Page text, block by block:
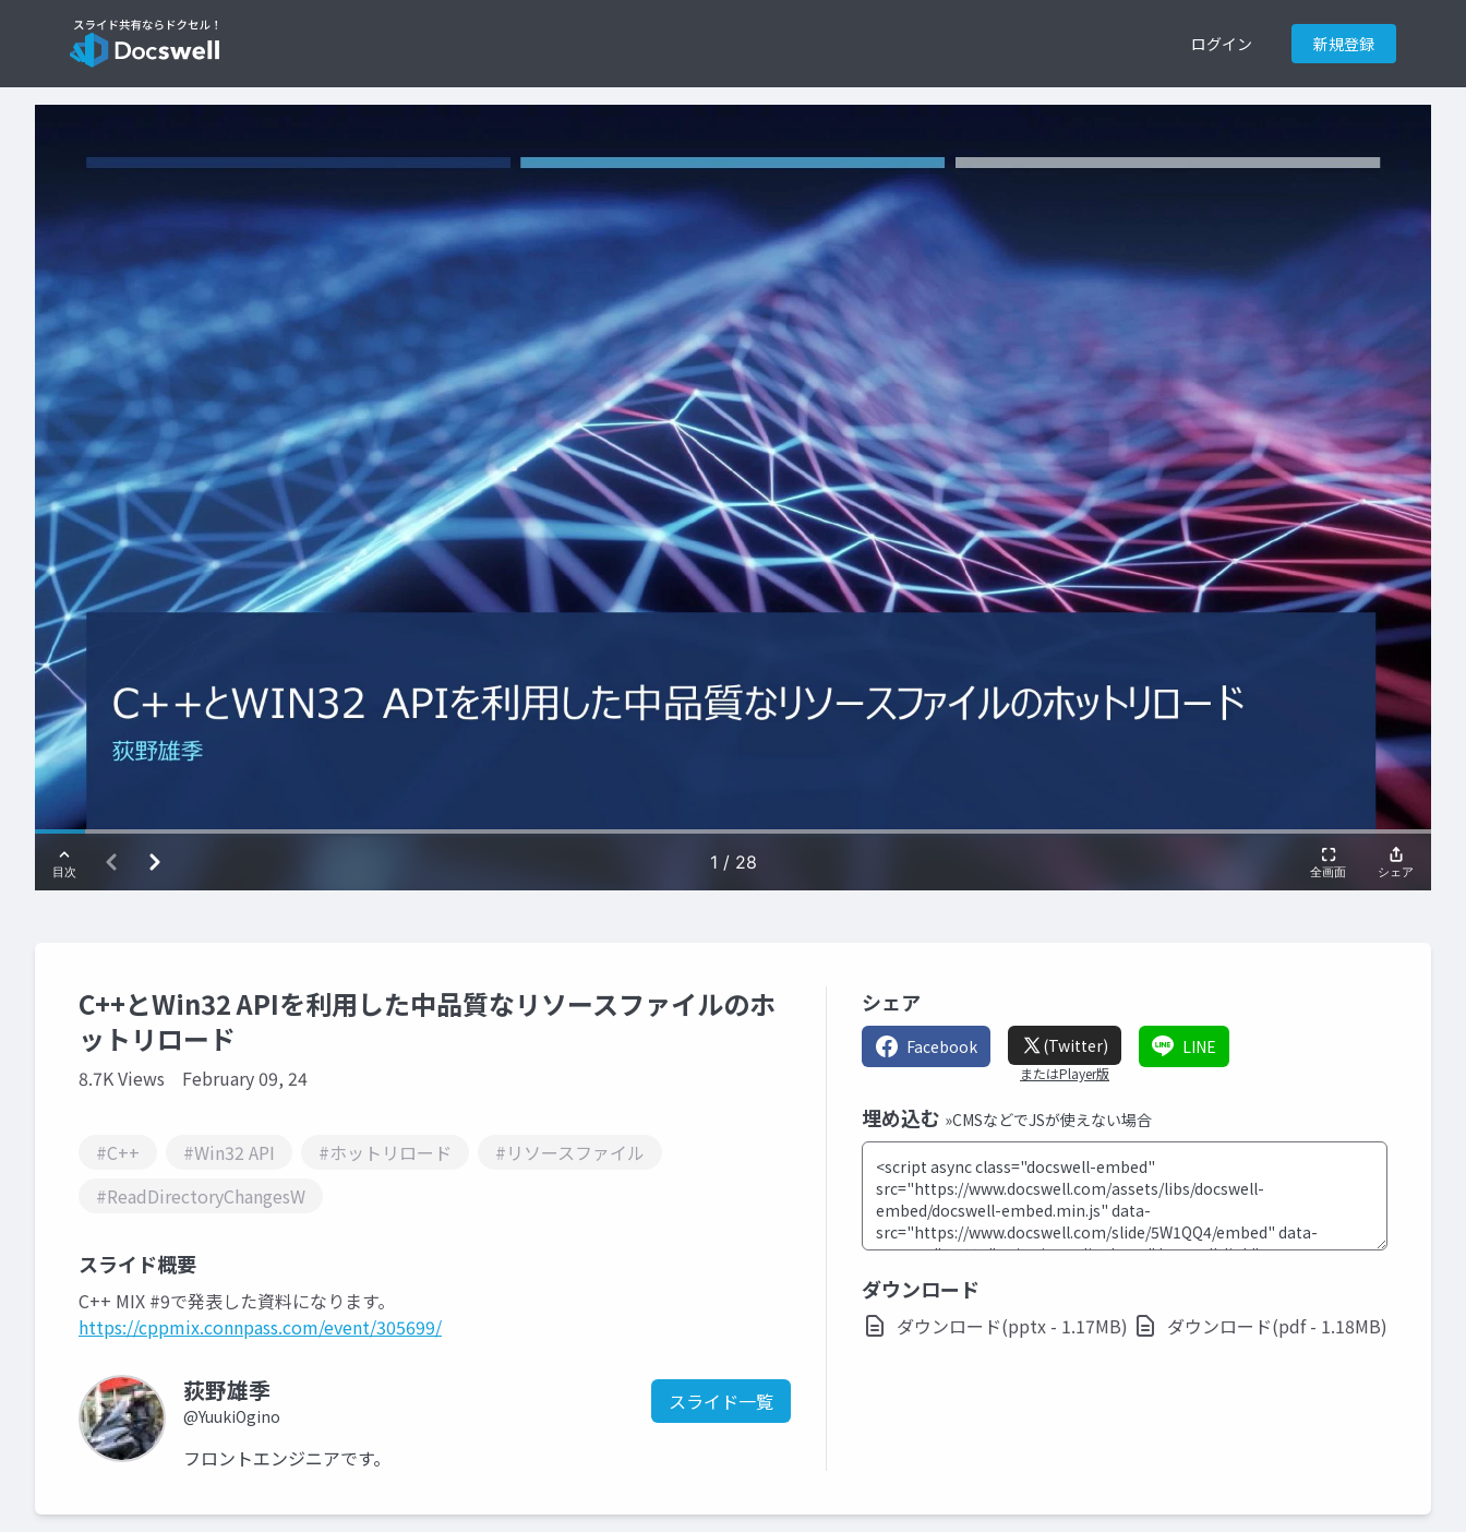
ログイン 新規登録
C++とWin32 APIを利用した中品質なリソースファイルのホ
ットリロード
8.7K Views February 09, 24
#C++ #Win32 API #ホットリロード
#リソースファイル
#ReadDirectoryChangesW
スライド概要
C++ MIX #9で発表した資料になります。
https://cppmix.connpass.com/event/305699/
荻野雄季
@YuukiOgino
スライド一覧
フロントエンジニアです。
シェア
Facebook (Twitter)
またはPlayer版
LINE
埋め込む »CMSなどでJSが使えない場合
ダウンロード
ダウンロード(pptx - 1.17MB) ダウンロード(pdf - 1.18MB)